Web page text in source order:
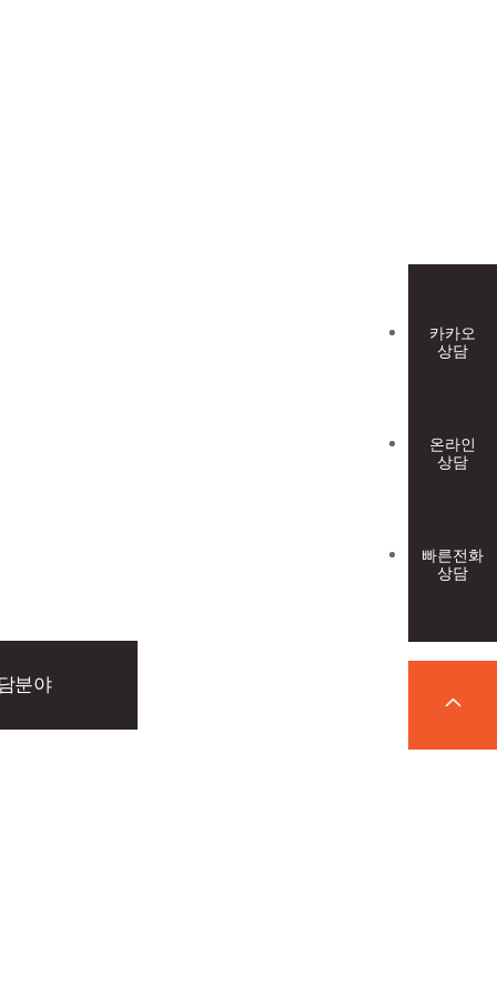
분야
카카오
상담
온라인
상담
빠른전화
상담